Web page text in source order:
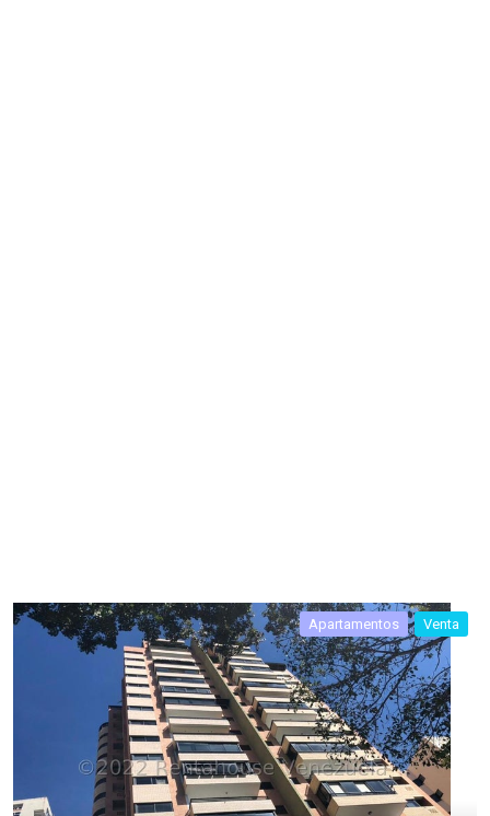
Apartamentos Venta